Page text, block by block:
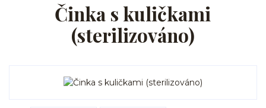
Činka s kuličkami
(sterilizováno)